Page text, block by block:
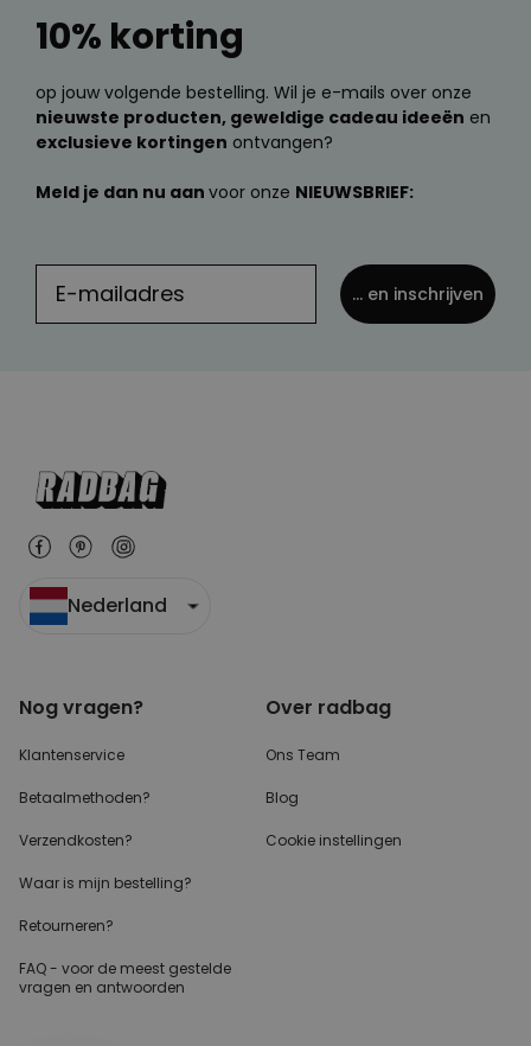
10% korting
op jouw volgende bestelling. Wil je e-mails over onze
nieuwste producten, geweldige cadeau ideeën en
exclusieve kortingen ontvangen?
Meld je dan nu aan voor onze NIEUWSBRIEF:
... en inschrijven
Nederland
Nog vragen?
Klantenservice
Betaalmethoden?
Verzendkosten?
Waar is mijn bestelling?
Retourneren?
FAQ - voor de meest gestelde
vragen en antwoorden
Over radbag
Ons Team
Blog
Cookie instellingen